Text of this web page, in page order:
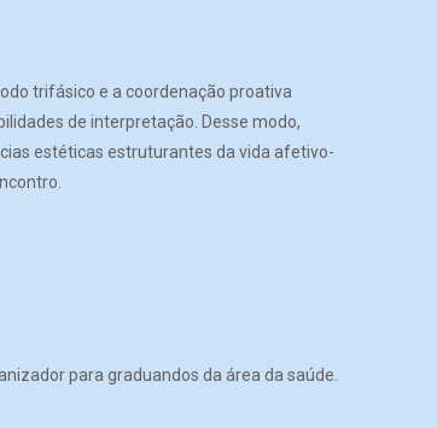
trifásico e a coordenação proativa
de interpretação. Desse modo,
estéticas estruturantes da vida afetivo-
para graduandos da área da saúde.